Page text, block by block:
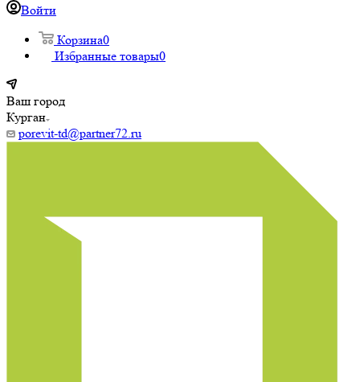
Войти
Корзина0
Избранные товары0
Ваш город
Курган
porevit-td@partner72.ru